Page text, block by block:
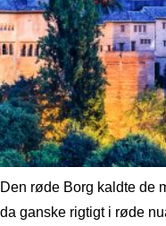
Den røde Borg kaldte de
da ganske rigtigt i røde